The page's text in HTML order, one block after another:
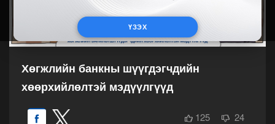
ҮЗЭХ
Хөгжлийн банкны шүүгдэгчдийн
хөөрхийлөлтэй мэдүүлгүүд
125 24